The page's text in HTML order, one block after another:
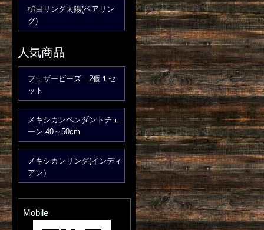
槌目リング太陽(ペアリン
グ)
人気商品
フェザービーズ 2個１セ
ット
メキシカンペンダントチェ
ーン 40～50cm
メキシカンリング(インディ
アン）
Mobile